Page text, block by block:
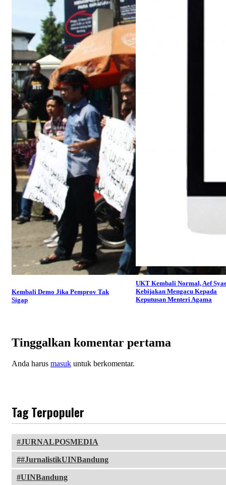
Kembali Demo Jika Pemprov Tak
Sigap
UKT Kembali Normal, Aef
Kebijakan Mengacu Kepada
Keputusan Menteri Agama
Tinggalkan komentar pertama
Anda harus masuk untuk berkomentar.
Tag Terpopuler
JURNALPOSMEDIA
#JurnalistikUINBandung
UINBandung